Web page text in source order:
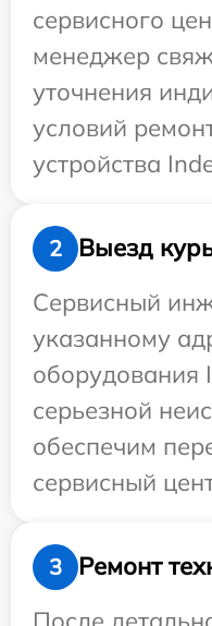
сервисного
менеджер
уточнения
условий
устройства
2
Выезд
Сервисный
указанному
оборудования
серьезной
обеспечим
сервисный
3
Ремонт